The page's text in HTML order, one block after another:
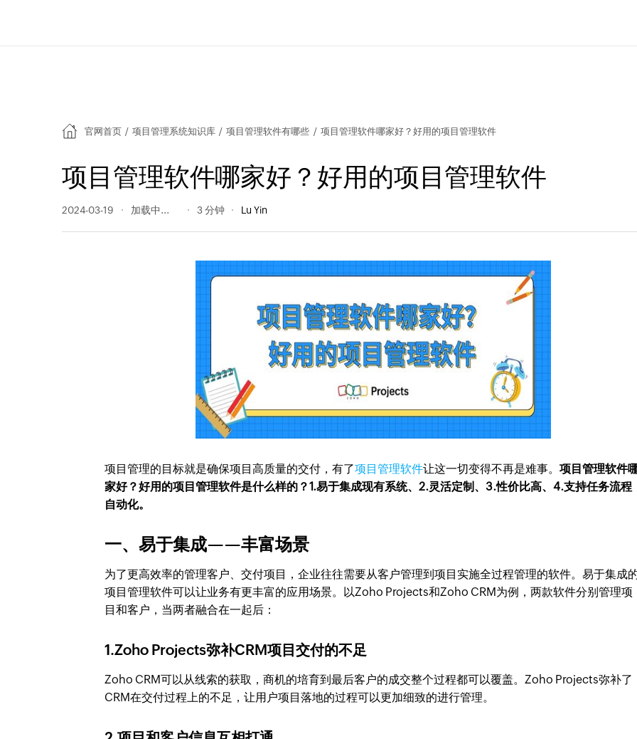
官网首页 / 项目管理系统知识库 / 项目管理软件有哪些 / 项目管理软件哪家好？好用的项目管理软件
项目管理软件哪家好？好用的项目管理软件
2024-03-19 196 阅读量 3 分钟 Lu Yin
项目管理的目标就是确保项目高质量的交付，有了项目管理软件让这一切变得不再是难事。 项目管理软件
家好？好用的项目管理软件是什么样的？1.易于集成现有系统、2.灵活定制、3.性价比高、4.支持任务流程
自动化。
一、易于集成——丰富场景
为了更高效率的管理客户、交付项目，企业往往需要从客户管理到项目实施全过程管理的软件。易于集成
项目管理软件可以让业务有更丰富的应用场景。以Zoho Projects和Zoho CRM为例，两款软件分别管理项
目和客户，当两者融合在一起后：
1.Zoho Projects弥补CRM项目交付的不足
Zoho CRM可以从线索的获取，商机的培育到最后客户的成交整个过程都可以覆盖。Zoho Projects弥补了
CRM在交付过程上的不足，让用户项目落地的过程可以更加细致的进行管理。